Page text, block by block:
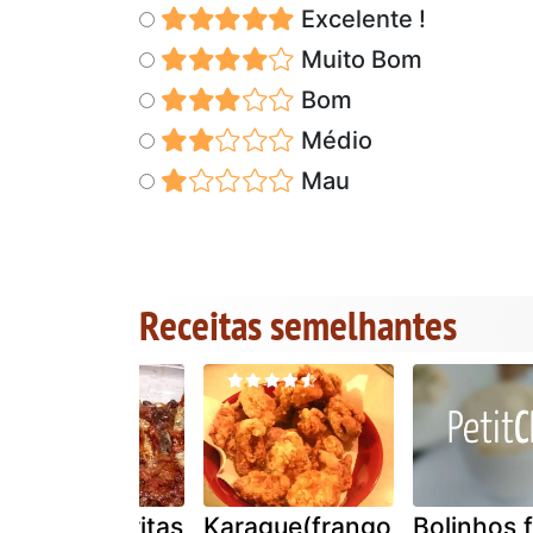
Excelente !
Muito Bom
Bom
Médio
Mau
Receitas semelhantes
fritas
Karague(frango
Bolinhos